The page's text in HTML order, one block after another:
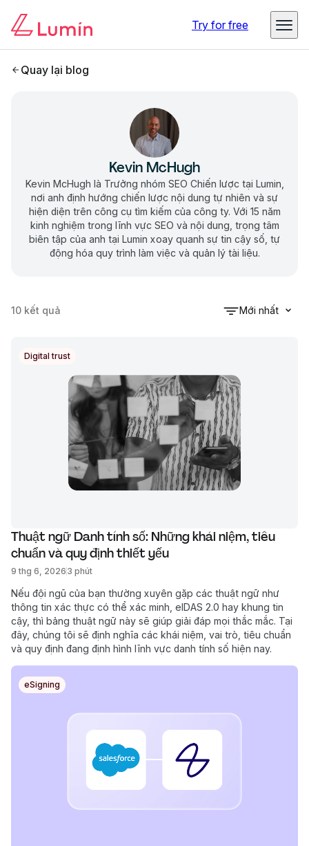
Try for free
Quay lại blog
Kevin McHugh
Kevin McHugh là Trưởng nhóm SEO Chiến lược tại Lumin,
nơi anh định hướng chiến lược nội dung tự nhiên và sự
hiện diện trên công cụ tìm kiếm của công ty. Với 15 năm
kinh nghiệm trong lĩnh vực SEO và nội dung, trọng tâm
biên tập của anh tại Lumin xoay quanh sự tin cậy số, tự
động hóa quy trình làm việc và quản lý tài liệu.
10 kết quả Mới nhất
Digital trust
Thuật ngữ Danh tính số: Những khái niệm, tiêu
chuẩn và quy định thiết yếu
9 thg 6, 2026 3 phút
Nếu đội ngũ của bạn thường xuyên gặp các thuật ngữ như
thông tin xác thực có thể xác minh, eIDAS 2.0 hay khung tin
cậy, thì bảng thuật ngữ này sẽ giúp giải đáp mọi thắc mắc. Tại
đây, chúng tôi sẽ định nghĩa các khái niệm, vai trò, tiêu chuẩn
và quy định đang định hình lĩnh vực danh tính số hiện nay.
eSigning